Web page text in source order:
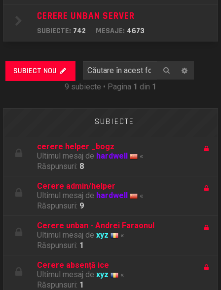
CERERE UNBAN SERVER
SUBIECTE: 742 MESAJE: 4673
SUBIECT NOU Căutare
9 subiecte • Pagina 1 din 1
SUBIECTE
cerere helper _bogz
Ultimul mesaj de hardwell
«
Răspunsuri: 8
Cerere admin/helper
Ultimul mesaj de hardwell
«
Răspunsuri: 9
Cerere unban - Andrei Faraonul
Ultimul mesaj dexyz
«
Răspunsuri: 1
Cerere absență ice
Ultimul mesaj dexyz
«
Răspunsuri: 1